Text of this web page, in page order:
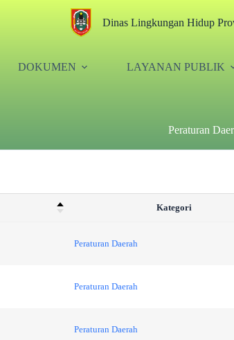
Dinas Lingkungan Hidup
DOKUMEN LAYANAN PUBLIK
Peraturan
Kategori
Peraturan Daerah
Peraturan Daerah
Peraturan Daerah